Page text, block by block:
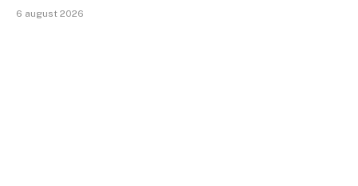
6 august 2026